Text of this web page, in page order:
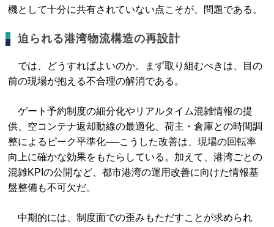
機として十分に共有されていない点こそが、問題である。
迫られる港湾物流構造の再設計
では、どうすればよいのか。まず取り組むべきは、目の
前の現場が抱える不合理の解消である。
ゲート予約制度の細分化やリアルタイム混雑情報の提
供、空コンテナ返却動線の最適化、荷主・倉庫との時間調
整によるピーク平準化──こうした改善は、現場の回転率
向上に確かな効果をもたらしている。加えて、港湾ごとの
混雑KPIの公開など、都市港湾の運用改善に向けた情報基
盤整備も不可欠だ。
中期的には、制度面での歪みもただすことが求められ